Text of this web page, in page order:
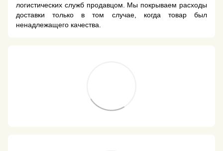
логистических служб продавцом. Мы покрываем расходы
доставки только в том случае, когда товар был
ненадлежащего качества.